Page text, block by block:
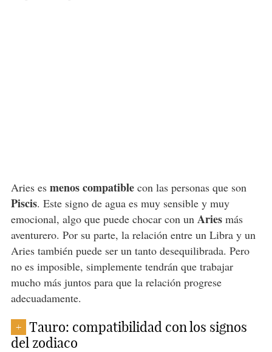
Aries es menos compatiblecon las personas que son
Piscis. Este signo de agua es muy sensible y muy
emocional, algo que puede chocar con un Ariesmás
aventurero. Por su parte, la relación entre un Libra y un
Aries también puede ser un tanto desequilibrada. Pero
no es imposible, simplemente tendrán que trabajar
mucho más juntos para que la relación progrese
adecuadamente.
+
Tauro: compatibilidad con los signos
del zodiaco